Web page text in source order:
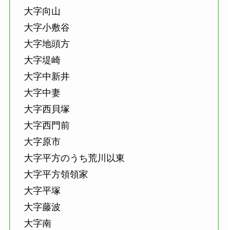
大字向山
大字小敷谷
大字地頭方
大字堤崎
大字中新井
大字中妻
大字西貝塚
大字西門前
大字原市
大字平方のうち荒川以東
大字平方領領家
大字平塚
大字藤波
大字南